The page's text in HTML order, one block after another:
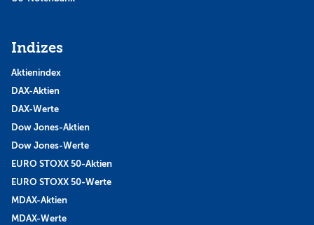
Indizes
Aktienindex
DAX-Aktien
DAX-Werte
Dow Jones-Aktien
Dow Jones-Werte
EURO STOXX 50-Aktien
EURO STOXX 50-Werte
MDAX-Aktien
MDAX-Werte